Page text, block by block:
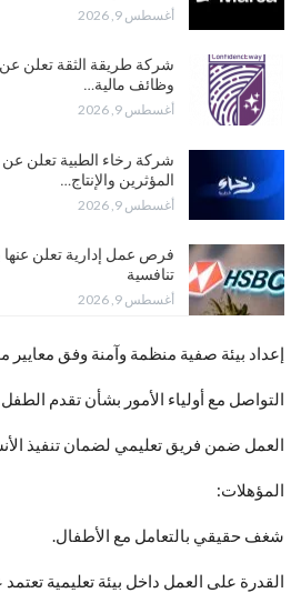
أغسطس 9, 2026
شركة طريقة الثقة تعلن
وظائف مالية…
أغسطس 9, 2026
شركة رخاء الطبية تعلن
المؤثرين والإنتاج…
أغسطس 9, 2026
فرص عمل إدارية تعلن
تنافسية
أغسطس 9, 2026
إعداد بيئة صفية منظمة وآمنة وفق معايير
التواصل مع أولياء الأمور بشأن تقدم الطفل
العمل ضمن فريق تعليمي لضمان تنفيذ
المؤهلات:
شغف حقيقي بالتعامل مع الأطفال.
القدرة على العمل داخل بيئة تعليمية